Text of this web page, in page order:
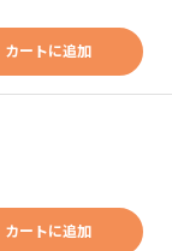
カートに追加
カートに追加